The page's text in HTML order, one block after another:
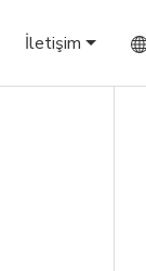
İletişim